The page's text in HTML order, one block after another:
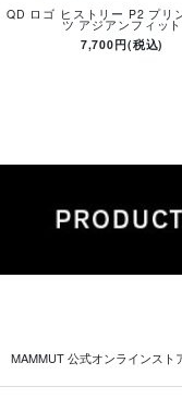
QD ロゴ ヒストリー P2 プリ
ツ アジアンフィット
7,700円(税込)
MAMMUT 公式オンラインスト